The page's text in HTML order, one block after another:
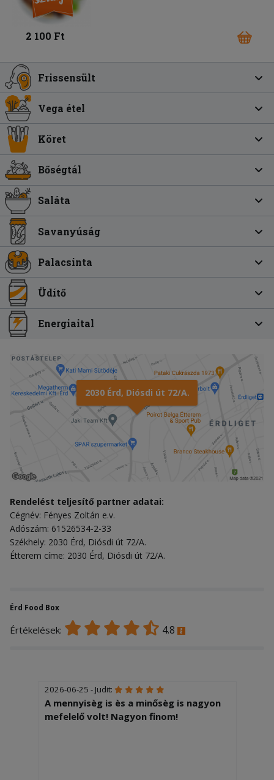
2 100 Ft
Frissensült
Vega étel
Köret
Bőségtál
Saláta
Savanyúság
Palacsinta
Üdítő
Energiaital
2030 Érd, Diósdi út 72/A.
Rendelést teljesítő partner adatai:
Cégnév: Fényes Zoltán e.v.
Adószám: 61526534-2-33
Székhely: 2030 Érd, Diósdi út 72/A.
Étterem címe: 2030 Érd, Diósdi út 72/A.
Érd Food Box
Értékelések: 4.8
2026-06-25 - Judit:
A mennyisèg is ès a minősèg is nagyon
mefelelő volt! Nagyon finom!